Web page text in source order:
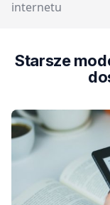
internetu
Starsze